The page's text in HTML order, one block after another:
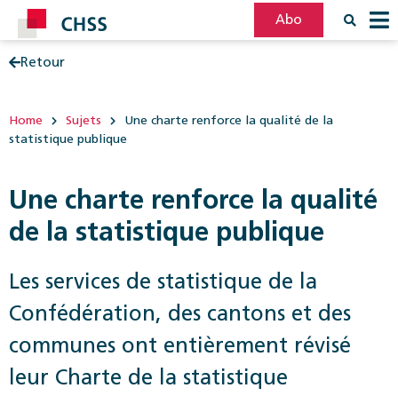
Abo
Retour
Home Sujets
Une charte renforce la qualité de la
statistique publique
Une charte renforce la qualité
de la statistique publique
Les services de statistique de la
Confédération, des cantons et des
communes ont entièrement révisé
leur Charte de la statistique